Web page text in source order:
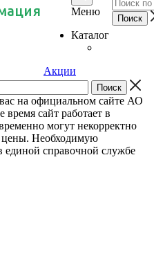
Меню
Каталог
Акции
на официальном сайте АО
сайт работает в
могут некорректно
цены. Необходимую
справочной службе